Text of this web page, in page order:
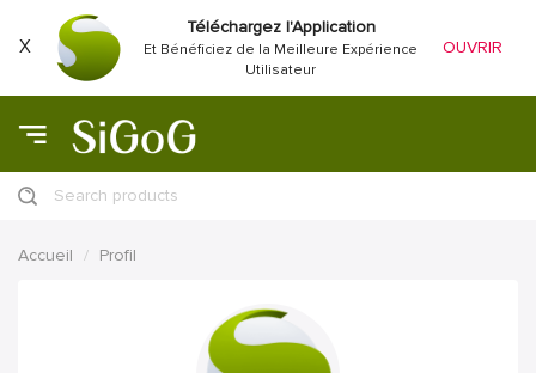
X
Téléchargez l'Application
Et Bénéficiez de la Meilleure Expérience
Utilisateur
OUVRIR
Search products
Accueil Profil